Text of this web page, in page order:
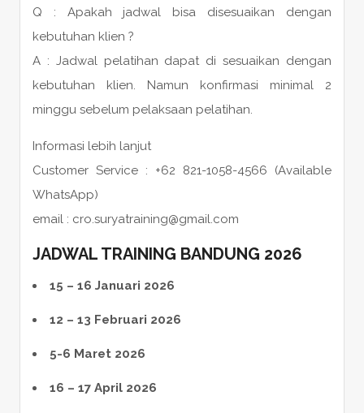
Q : Apakah jadwal bisa disesuaikan dengan
kebutuhan klien ?
A : Jadwal pelatihan dapat di sesuaikan dengan
kebutuhan klien. Namun konfirmasi minimal 2
minggu sebelum pelaksaan pelatihan.
Informasi lebih lanjut
Customer Service : +62 821-1058-4566 (Available
WhatsApp)
email : cro.suryatraining@gmail.com
JADWAL TRAINING BANDUNG 2026
15 – 16 Januari 2026
12 – 13 Februari 2026
5-6 Maret 2026
16 – 17 April 2026